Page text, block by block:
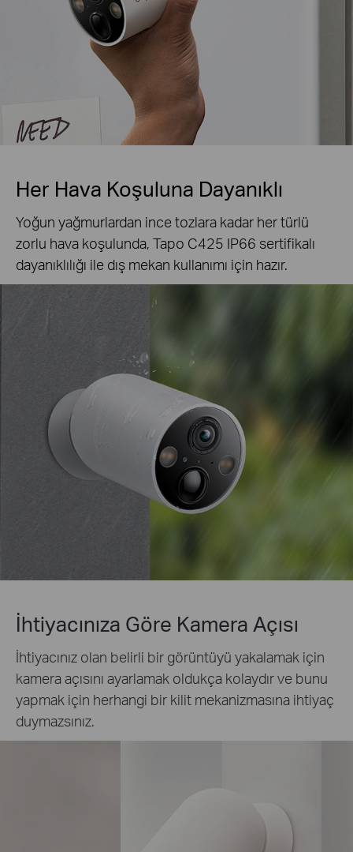
Her Hava Koşuluna Dayanıklı
Yoğun yağmurlardan ince tozlara kadar her türlü
zorlu hava koşulunda, Tapo C425 IP66 sertifikalı
dayanıklılığı ile dış mekan kullanımı için hazır.
İhtiyacınıza Göre Kamera Açısı
İhtiyacınız olan belirli bir görüntüyü yakalamak için
kamera açısını ayarlamak oldukça kolaydır ve bunu
yapmak için herhangi bir kilit mekanizmasına ihtiyaç
duymazsınız.